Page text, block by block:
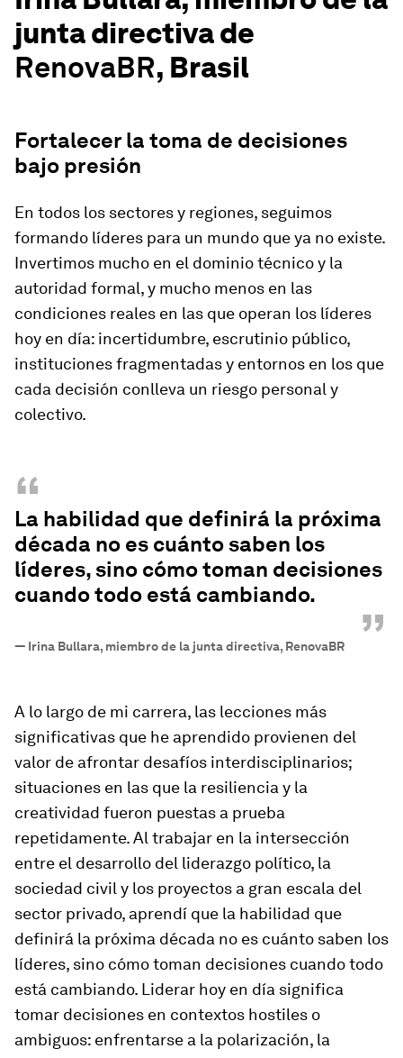
junta directiva de
RenovaBR, Brasil
Fortalecer la toma de decisiones
bajo presión
En todos los sectores y regiones, seguimos
formando líderes para un mundo que ya no existe.
Invertimos mucho en el dominio técnico y la
autoridad formal, y mucho menos en las
condiciones reales en las que operan los líderes
hoy en día: incertidumbre, escrutinio público,
instituciones fragmentadas y entornos en los que
cada decisión conlleva un riesgo personal y
colectivo.
“
La habilidad que definirá la próxima
década no es cuánto saben los
líderes, sino cómo toman decisiones
cuando todo está cambiando.
”
— Irina Bullara, miembro de la junta directiva, RenovaBR
A lo largo de mi carrera, las lecciones más
significativas que he aprendido provienen del
valor de afrontar desafíos interdisciplinarios;
situaciones en las que la resiliencia y la
creatividad fueron puestas a prueba
repetidamente. Al trabajar en la intersección
entre el desarrollo del liderazgo político, la
sociedad civil y los proyectos a gran escala del
sector privado, aprendí que la habilidad que
definirá la próxima década no es cuánto saben los
líderes, sino cómo toman decisiones cuando todo
está cambiando. Liderar hoy en día significa
tomar decisiones en contextos hostiles o
ambiguos: enfrentarse a la polarización, la